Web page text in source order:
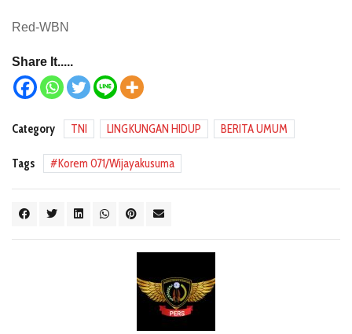
Red-WBN
Share It.....
Category TNI LINGKUNGAN HIDUP BERITA UMUM
Tags Korem 071/Wijayakusuma